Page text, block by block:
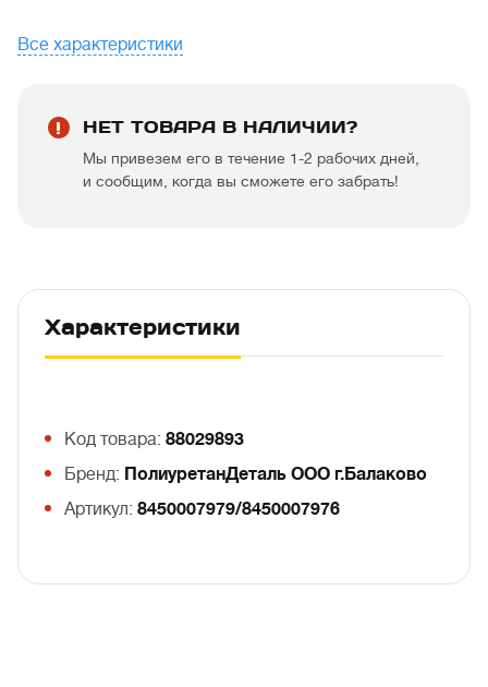
Все характеристики
НЕТ ТОВАРА В НАЛИЧИИ?
Мы привезем его в течение 1-2 рабочих дней,
и сообщим, когда вы сможете его забрать!
Характеристики
Код товара: 88029893
Бренд: ПолиуретанДеталь ООО г.Балаково
Артикул: 8450007979/8450007976